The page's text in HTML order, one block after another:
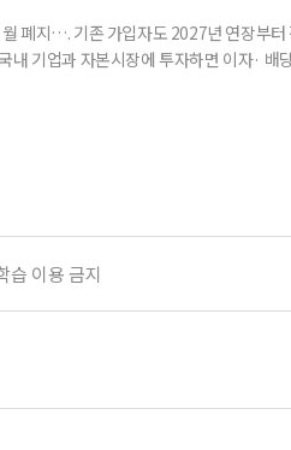
폐지…. 기존 가입자도 2027년 연장부
내 기업과 자본시장에 투자하면 이자· 배
이용 금지